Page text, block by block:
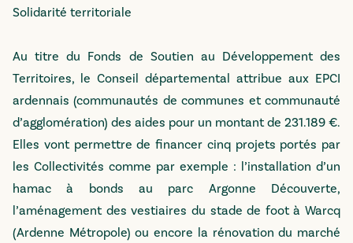
Solidarité territoriale
Au titre du Fonds de Soutien au Développement des
Territoires, le Conseil départemental attribue aux EPCI
ardennais (communautés de communes et communauté
d’agglomération) des aides pour un montant de 231.189 €.
Elles vont permettre de financer cinq projets portés par
les Collectivités comme par exemple : l’installation d’un
hamac à bonds au parc Argonne Découverte,
l’aménagement des vestiaires du stade de foot à Warcq
(Ardenne Métropole) ou encore la rénovation du marché